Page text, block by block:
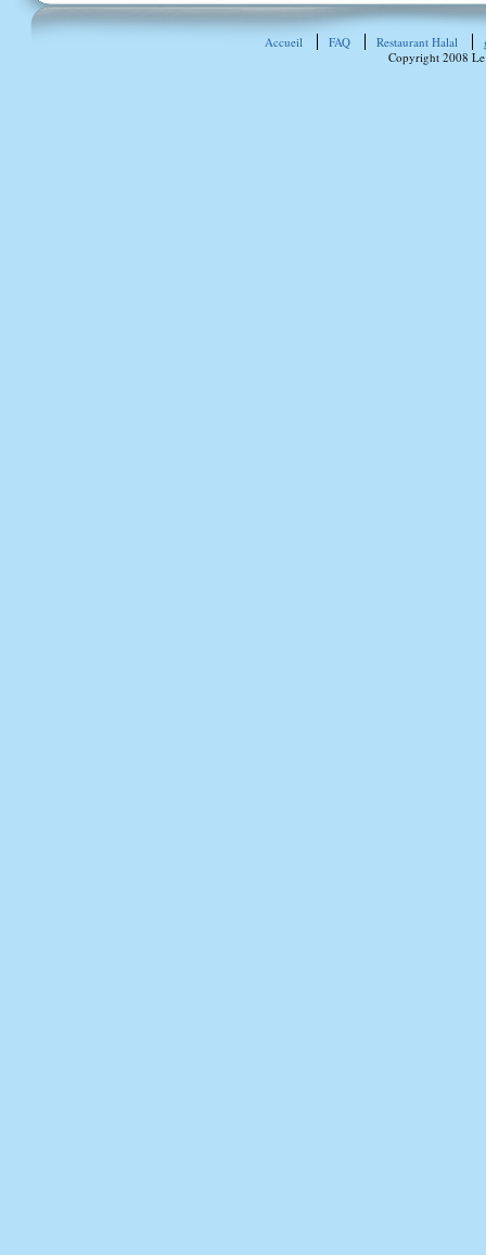
Accueil FAQ Restaurant Halal
Copyright 2008